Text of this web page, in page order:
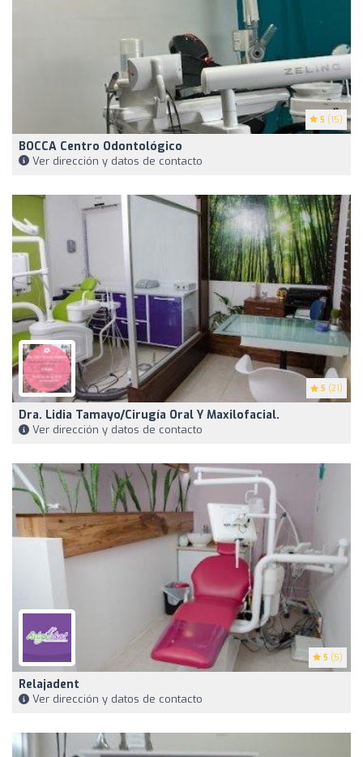
5 (15)
BOCCA Centro Odontológico
Ver dirección y datos de contacto
5 (21)
Dra. Lidia Tamayo/Cirugía Oral Y Maxilofacial.
Ver dirección y datos de contacto
5 (5)
Relajadent
Ver dirección y datos de contacto